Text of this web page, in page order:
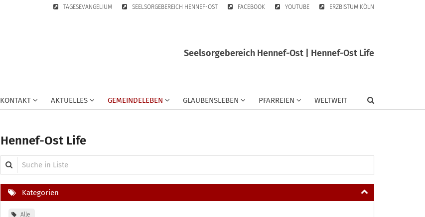
TAGESEVANGELIUM SEELSORGEBEREICH HENNEF-OST FACEBOOK YOUTUBE ERZBISTUM KÖLN
Seelsorgebereich Hennef-Ost | Hennef-Ost Life
KONTAKT AKTUELLES GEMEINDELEBEN GLAUBENSLEBEN PFARREIEN WELTWEIT
Hennef-Ost Life
Suche in Liste
Kategorien
Alle